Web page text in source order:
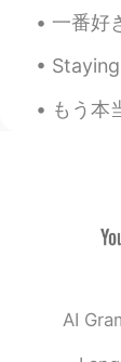
一番好きな香港映画は「 花様年
Staying in Hong
もう本当にやだー 最近このアプリ
AI